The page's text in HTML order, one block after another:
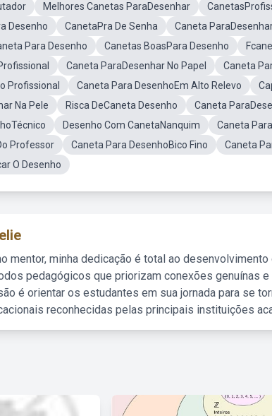
Melhores Canetas ParaDesenhar
Desenho
CanetaPra De Senha Caneta
Para Desenho
Canetas BoasPara Desenho
Caneta ParaDesenhar No Papel
Caneta
Profissional
Caneta Para DesenhoEm Alto Relevo
Na Pele
Risca DeCaneta Desenho Caneta
Desenho Com CanetaNanquim Caneta
Professor
Caneta Para DesenhoBico Fino
Caneta
O Desenho
mentor, minha dedicação é total ao
pedagógicos que priorizam conexões genuínas
é orientar os estudantes em sua jornada para se
reconhecidas pelas principais instituições